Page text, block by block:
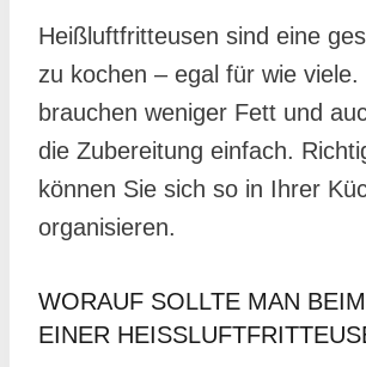
Heißluftfritteusen sind eine
zu kochen – egal für wie viele.
brauchen weniger Fett und
die Zubereitung einfach.
können Sie sich so in Ihrer
organisieren.
WORAUF SOLLTE MAN
EINER